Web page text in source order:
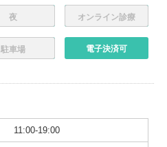
夜 オンライン診療
駐車場 電子決済可
11:00-19:00